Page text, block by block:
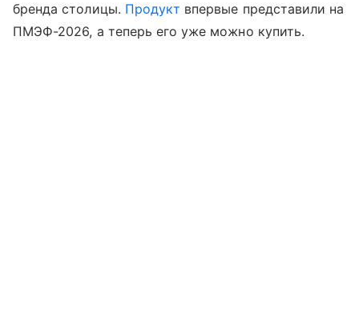
бренда столицы. Продукт впервые представили на
ПМЭФ-2026, а теперь его уже можно купить.